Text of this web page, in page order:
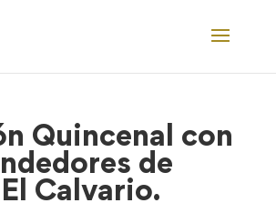
Quincenal con
de
Calvario.